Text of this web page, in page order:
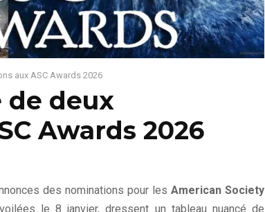
aux ASC Awards 2026
de deux
Awards 2026
des nominations pour les American Society
le 8 janvier, dressent un tableau nuancé de